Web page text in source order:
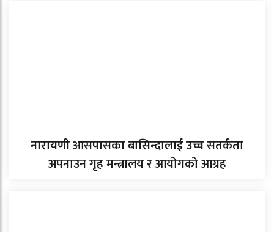
नारायणी आसपासका बासिन्दालाई उच्च सतर्कता
अपनाउन गृह मन्त्रालय र आयोगको आग्रह